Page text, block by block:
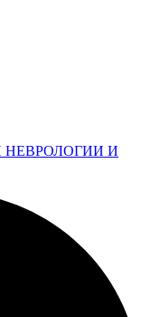
НЕВРОЛОГИИ И